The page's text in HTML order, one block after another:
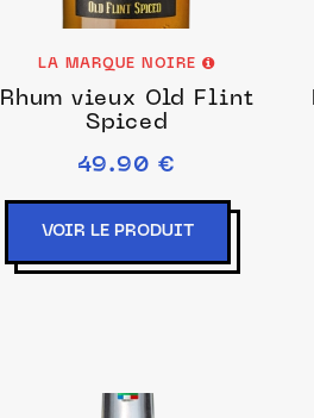
LA MARQUE NOIRE
Rhum vieux Old Flint
Spiced
49.90 €
VOIR LE PRODUIT